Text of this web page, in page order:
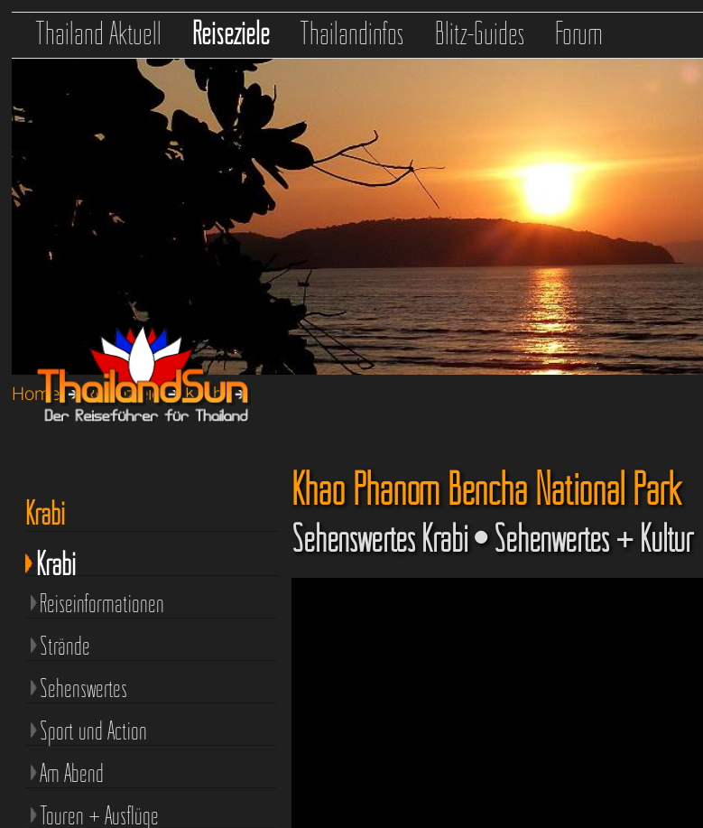
Thailand Aktuell Reiseziele Thailandinfos Blitz-Guides Forum
Home➔Reiseziele➔Krabi➔
Khao Phanom Bencha National Park
Sehenswertes Krabi • Sehenwertes + Kultur
Krabi
Krabi
Reiseinformationen
Strände
Sehenswertes
Sport und Action
Am Abend
Touren + Ausflüge